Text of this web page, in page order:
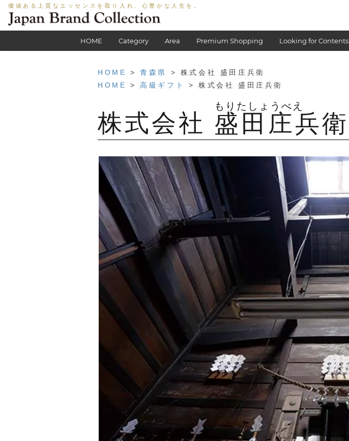
価値ある上質なエッセンスを取り入れ、心豊かな人生を。
HOME Category Area Premium Shopping Looking for Contents
HOME >青森県
> 株式会社 盛田庄兵衛
HOME
>高級ギフト > 株式会社 盛田庄兵衛
株式会社 盛田庄兵衛